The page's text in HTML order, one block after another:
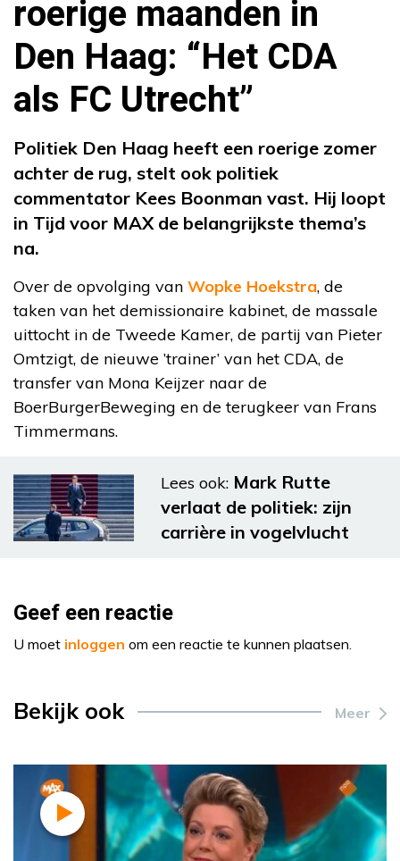
roerige maanden in
Den Haag: “Het CDA
als FC Utrecht”
Politiek Den Haag heeft een roerige zomer
achter de rug, stelt ook politiek
commentator Kees Boonman vast. Hij loopt
in Tijd voor MAX de belangrijkste thema’s
na.
Over de opvolging van Wopke Hoekstra, de
taken van het demissionaire kabinet, de massale
uittocht in de Tweede Kamer, de partij van Pieter
Omtzigt, de nieuwe ’trainer’ van het CDA, de
transfer van Mona Keijzer naar de
BoerBurgerBeweging en de terugkeer van Frans
Timmermans.
Lees ook: Mark Rutte
verlaat de politiek: zijn
carrière in vogelvlucht
Geef een reactie
U moet inloggen om een reactie te kunnen plaatsen.
Bekijk ook Meer